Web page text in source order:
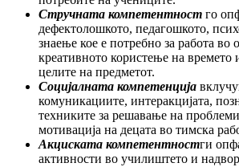
Стручната компетентност го
дефектолошкото, педагошкото,
знаење кое е потреб­но за работа во
креатив­но­то користење на времето
целите на предметот.
Социјалната компетенција
комуникациите, интер­ак­ци­ја­та,
техниките за ре­ша­ва­ње на
мо­ти­вација на децата во тимска
Акциската компетентностги
активности во училиштето и